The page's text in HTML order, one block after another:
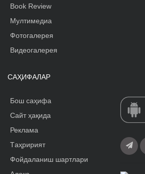
Book Review
Мултимедиа
Фотогалерея
Видеогалерея
САҲИФАЛАР
Бош саҳифа
Сайт ҳақида
Реклама
Tаҳририят
Фойдаланиш шартлари